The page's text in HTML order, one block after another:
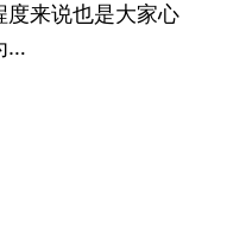
度来说也是大家心
…